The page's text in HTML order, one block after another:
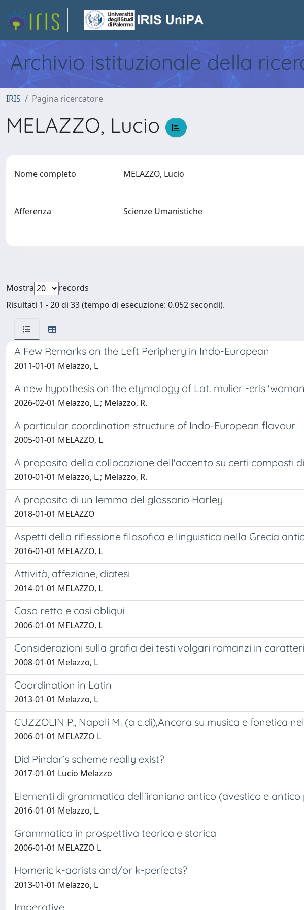
Archivio istituzionale della
IRIS Pagina ricercatore
MELAZZO, Lucio
Nome completo MELAZZO, Lucio
Afferenza Scienze Umanistiche
Mostra
records
Risultati 1 - 20 di 33 (tempo di esecuzione: 0.052 secondi).
A Few Remarks on the Left Periphery in Indo-European
2011-01-01 Melazzo, L
A new hypothesis on the etymology of Lat. mulier -eris
2026-02-01 Melazzo, L.; Melazzo, R.
A particular coordination structure of Indo-European flavour
2005-01-01 MELAZZO, L
A proposito della collocazione dell'accento su certi composti
2010-01-01 Melazzo, L.; Melazzo, R.
A proposito di un lemma del glossario Harley
2018-01-01 MELAZZO
Aspetti della riflessione filosofica e linguistica nella Grecia
2016-01-01 MELAZZO, L
Attività, affezione, diatesi
2014-01-01 MELAZZO, L
Caso retto e casi obliqui
2006-01-01 MELAZZO, L
Considerazioni sulla grafia dei testi volgari romanzi in
2008-01-01 Melazzo, L
Coordination in Latin
2013-01-01 Melazzo, L
CUZZOLIN P., Napoli M. (a c.di),Ancora su musica e fonetica
2006-01-01 MELAZZO L
Did Pindar’s scheme really exist?
2017-01-01 Lucio Melazzo
Elementi di grammatica dell'iraniano antico (avestico e antico
2016-01-01 Melazzo, L.
Grammatica in prospettiva teorica e storica
2006-01-01 MELAZZO L
Homeric k-aorists and/or k-perfects?
2013-01-01 Melazzo, L
Imperative